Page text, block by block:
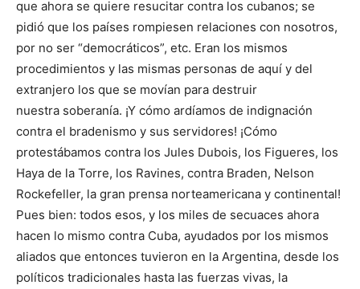
que ahora se quiere resucitar contra los cubanos; se
pidió que los países rompiesen relaciones con nosotros,
por no ser “democráticos”, etc. Eran los mismos
procedimientos y las mismas personas de aquí y del
extranjero los que se movían para destruir
nuestra soberanía. ¡Y cómo ardíamos de indignación
contra el bradenismo y sus servidores! ¡Cómo
protestábamos contra los Jules Dubois, los Figueres, los
Haya de la Torre, los Ravines, contra Braden, Nelson
Rockefeller, la gran prensa norteamericana y continental!
Pues bien: todos esos, y los miles de secuaces ahora
hacen lo mismo contra Cuba, ayudados por los mismos
aliados que entonces tuvieron en la Argentina, desde los
políticos tradicionales hasta las fuerzas vivas, la